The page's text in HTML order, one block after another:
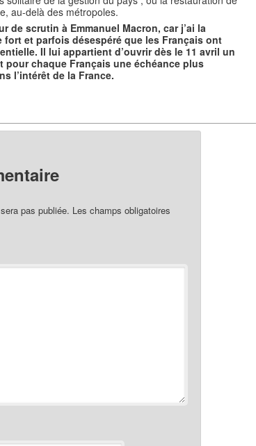
au-delà des métropoles.
de scrutin à Emmanuel Macron, car j’ai la
et parfois désespéré que les Français ont
Il lui appartient d’ouvrir dès le 11 avril un
chaque Français une échéance plus
l’intérêt de la France.
pas publiée. Les champs obligatoires